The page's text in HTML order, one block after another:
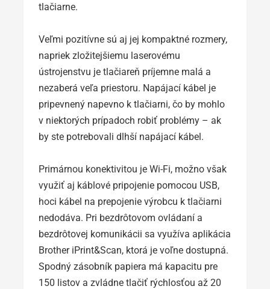
tlačiarne.
Veľmi pozitívne sú aj jej kompaktné rozmery,
napriek zložitejšiemu laserovému
ústrojenstvu je tlačiareň príjemne malá a
nezaberá veľa priestoru. Napájací kábel je
pripevnený napevno k tlačiarni, čo by mohlo
v niektorých prípadoch robiť problémy – ak
by ste potrebovali dlhší napájací kábel.
Primárnou konektivitou je Wi-Fi, možno však
využiť aj káblové pripojenie pomocou USB,
hoci kábel na prepojenie výrobcu k tlačiarni
nedodáva. Pri bezdrôtovom ovládaní a
bezdrôtovej komunikácii sa využíva aplikácia
Brother iPrint&Scan, ktorá je voľne dostupná.
Spodný zásobník papiera má kapacitu pre
150 listov a zvládne tlačiť rýchlosťou až 20